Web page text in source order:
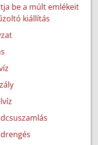
be a múlt emlékeit
kiállítás